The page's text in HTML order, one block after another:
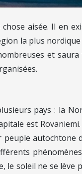
aisée. Il en
la plus
et
pays : la
est
soleil ne se lève